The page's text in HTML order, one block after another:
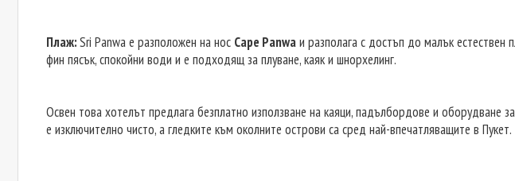
Плаж:Sri Panwa е разположен на нос Cape Panwaи разполага с достъп до малък
фин пясък, спокойни води и е подходящ за плуване, каяк и шнорхелинг.
Освен това хотелът предлага безплатно използване на каяци, падълбордове и оборудване
е изключително чисто, а гледките към околните острови са сред най-впечатляващите в Пукет.